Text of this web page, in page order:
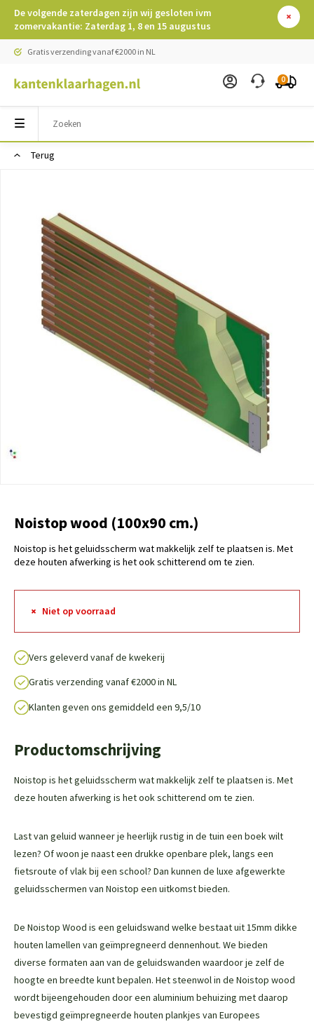
De volgende zaterdagen zijn wij gesloten ivm
zomervakantie: Zaterdag 1, 8 en 15 augustus
Gratis verzending vanaf €2000 in NL
0
Terug
Noistop wood (100x90 cm.)
Noistop is het geluidsscherm wat makkelijk zelf te plaatsen is. Met
deze houten afwerking is het ook schitterend om te zien.
Niet op voorraad
Vers geleverd vanaf de kwekerij
Gratis verzending vanaf €2000 in NL
Klanten geven ons gemiddeld een 9,5/10
Productomschrijving
Noistop is het geluidsscherm wat makkelijk zelf te plaatsen is. Met
deze houten afwerking is het ook schitterend om te zien.
Last van geluid wanneer je heerlijk rustig in de tuin een boek wilt
lezen? Of woon je naast een drukke openbare plek, langs een
fietsroute of vlak bij een school? Dan kunnen de luxe afgewerkte
geluidsschermen van Noistop een uitkomst bieden.
De Noistop Wood is een geluidswand welke bestaat uit 15mm dikke
houten lamellen van geïmpregneerd dennenhout. We bieden
diverse formaten aan van de geluidswanden waardoor je zelf de
hoogte en breedte kunt bepalen. Het steenwol in de Noistop wood
wordt bijeengehouden door een aluminium behuizing met daarop
bevestigd geïmpregneerde houten plankjes van Europees